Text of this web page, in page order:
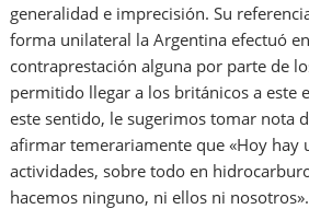
generalidad e imprecisión. Su
forma unilateral la Argentina efectuó
contraprestación alguna por parte de
permitido llegar a los británicos a este
este sentido, le sugerimos tomar nota
afirmar temerariamente que «Hoy hay
actividades, sobre todo en
hacemos ninguno, ni ellos ni